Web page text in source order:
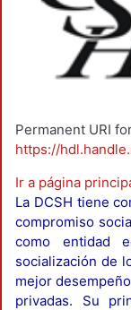
Permanent URI
https://
Ir a página
La DCSH tiene
compromiso
como entidad
socialización de
mejor
privadas. Su